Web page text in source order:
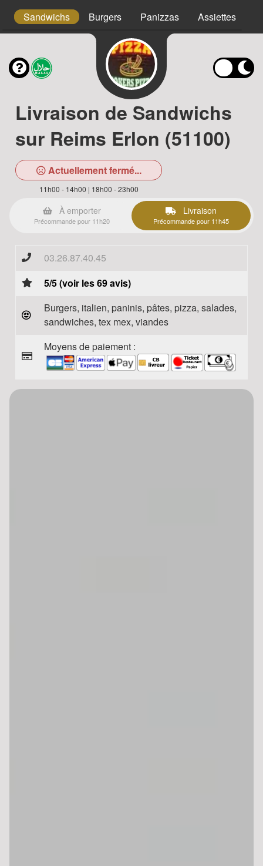
Sandwichs Burgers Panizzas Assiettes
Livraison de Sandwichs
sur Reims Erlon (51100)
Actuellement fermé...
11h00 - 14h00 | 18h00 - 23h00
À emporter
Précommande pour 11h20
Livraison
Précommande pour 11h45
03.26.87.40.45
5/5 (voir les 69 avis)
Burgers, italien, paninis, pâtes, pizza, salades,
sandwiches, tex mex, viandes
Moyens de paiement :